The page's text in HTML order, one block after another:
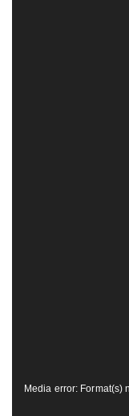
Tocador
Media error: Format(s)